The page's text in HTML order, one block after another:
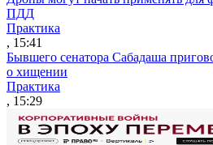
ПДД
Практика
, 15:41
Бывшего сенатора Сабадаша
о хищении
Практика
, 15:29